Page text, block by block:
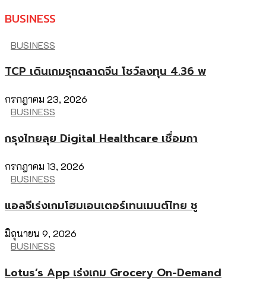
BUSINESS
BUSINESS
TCP เดินเกมรุกตลาดจีน โชว์ลงทุน 4.36 พ
กรกฎาคม 23, 2026
BUSINESS
กรุงไทยลุย Digital Healthcare เชื่อมกา
กรกฎาคม 13, 2026
BUSINESS
แอลจีเร่งเกมโฮมเอนเตอร์เทนเมนต์ไทย ชู
มิถุนายน 9, 2026
BUSINESS
Lotus’s App เร่งเกม Grocery On-Demand